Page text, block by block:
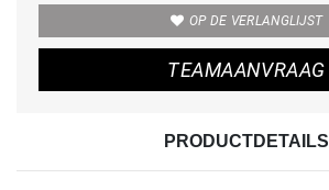
OP DE VERLANGLIJST
TEAMAANVRAAG
PRODUCTDETAILS